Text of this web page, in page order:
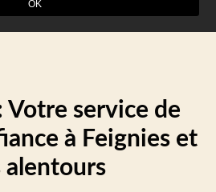
Votre service de
à Feignies et
alentours